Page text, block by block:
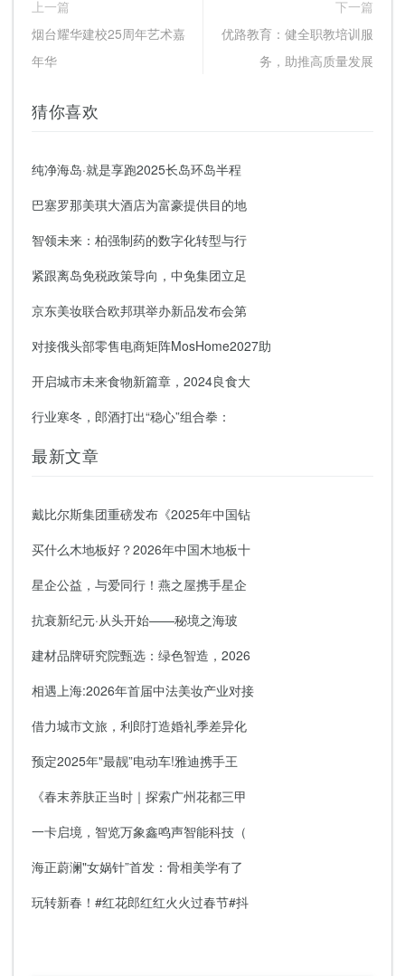
上一篇
烟台耀华建校25周年艺术嘉
年华
下一篇
优路教育：健全职教培训服
务，助推高质量发展
猜你喜欢
纯净海岛·就是享跑2025长岛环岛半程
巴塞罗那美琪大酒店为富豪提供目的地
智领未来：柏强制药的数字化转型与行
紧跟离岛免税政策导向，中免集团立足
京东美妆联合欧邦琪举办新品发布会第
对接俄头部零售电商矩阵MosHome2027助
开启城市未来食物新篇章，2024良食大
行业寒冬，郎酒打出“稳心”组合拳：
最新文章
戴比尔斯集团重磅发布《2025年中国钻
买什么木地板好？2026年中国木地板十
星企公益，与爱同行！燕之屋携手星企
抗衰新纪元·从头开始——秘境之海玻
建材品牌研究院甄选：绿色智造，2026
相遇上海:2026年首届中法美妆产业对接
借力城市文旅，利郎打造婚礼季差异化
预定2025年"最靓”电动车!雅迪携手王
《春末养肤正当时｜探索广州花都三甲
一卡启境，智览万象鑫鸣声智能科技（
海正蔚澜"女娲针”首发：骨相美学有了
玩转新春！#红花郎红红火火过春节#抖